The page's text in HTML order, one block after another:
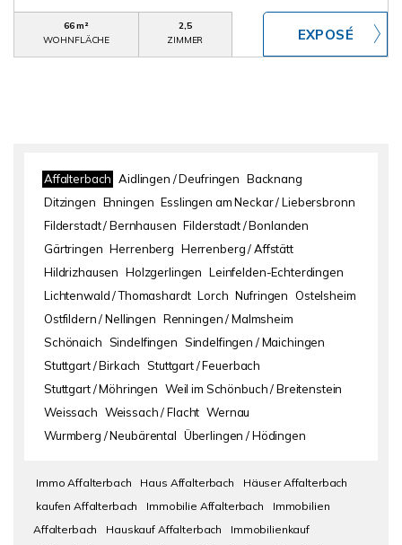
66 m²
WOHNFLÄCHE
2,5
ZIMMER
Affalterbach Aidlingen / Deufringen Backnang
Ditzingen Ehningen Esslingen am Neckar / Liebersbronn
Filderstadt / Bernhausen Filderstadt / Bonlanden
Gärtringen Herrenberg Herrenberg / Affstätt
Hildrizhausen Holzgerlingen Leinfelden-Echterdingen
Lichtenwald / Thomashardt Lorch Nufringen
Ostelsheim
Ostfildern / Nellingen Renningen / Malmsheim
Schönaich Sindelfingen Sindelfingen / Maichingen
Stuttgart / Birkach Stuttgart / Feuerbach
Stuttgart / Möhringen Weil im Schönbuch / Breitenstein
Weissach Weissach / Flacht Wernau
Wurmberg / Neubärental Überlingen / Hödingen
Immo Affalterbach Haus Affalterbach
Häuser Affalterbach
kaufen Affalterbach
Immobilie Affalterbach
Immobilien
Affalterbach
Hauskauf Affalterbach
Immobilienkauf